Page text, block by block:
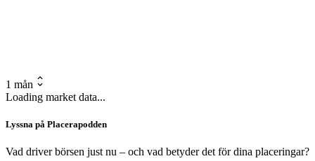
1 mån
Loading market data...
Lyssna på Placerapodden
Vad driver börsen just nu – och vad betyder det för dina placeringar?